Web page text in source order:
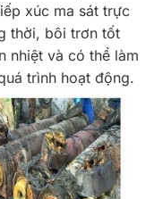
xúc ma sát trực
thời, bôi trơn tốt
nhiệt và có thể làm
trình hoạt động.